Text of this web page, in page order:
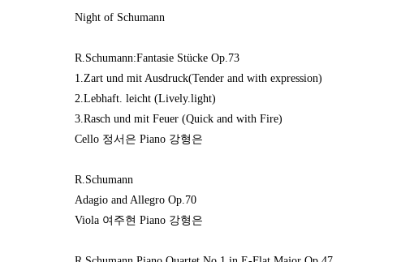
Night of Schumann
R.Schumann:Fantasie Stücke Op.73
1.Zart und mit Ausdruck(Tender and with expression)
2.Lebhaft. leicht (Lively.light)
3.Rasch und mit Feuer (Quick and with Fire)
Cello 정서은 Piano 강형은
R.Schumann
Adagio and Allegro Op.70
Viola 여주현 Piano 강형은